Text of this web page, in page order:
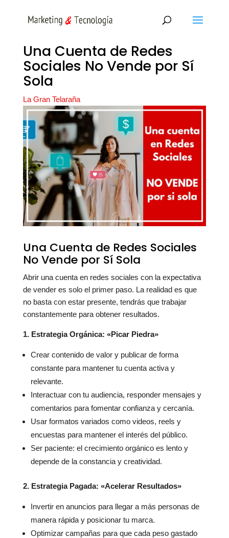
Una Cuenta de Redes
Sociales No Vende por Sí
Sola
La Gran Telaraña
Una Cuenta de Redes Sociales
No Vende por Sí Sola
Abrir una cuenta en redes sociales con la expectativa
de vender es solo el primer paso. La realidad es que
no basta con estar presente, tendrás que trabajar
constantemente para obtener resultados.
1. Estrategia Orgánica: «Picar Piedra»
Crear contenido de valor y publicar de forma
constante para mantener tu cuenta activa y
relevante.
Interactuar con tu audiencia, responder mensajes y
comentarios para fomentar confianza y cercanía.
Usar formatos variados como videos, reels y
encuestas para mantener el interés del público.
Ser paciente: el crecimiento orgánico es lento y
depende de la constancia y creatividad.
2. Estrategia Pagada: «Acelerar Resultados»
Invertir en anuncios para llegar a más personas de
manera rápida y posicionar tu marca.
Optimizar campañas para que cada peso gastado